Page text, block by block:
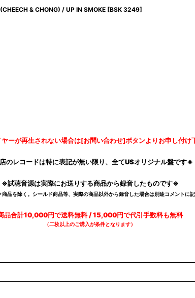
& CHONG) / UP IN SMOKE [BSK 3249]
ーが再生されない場合は[お問い合わせ]ボタンよりお申し付け
のレコードは特に表記が無い限り、全てUSオリジナル盤です※
※試聴音源は実際にお送りする商品から録音したものです※
品を除く。シールド商品等、実際の商品以外から録音した場合は別途コメントに
品合計10,000円で送料無料 / 15,000円で代引手数料も無料
（二枚以上のご購入が条件となります）